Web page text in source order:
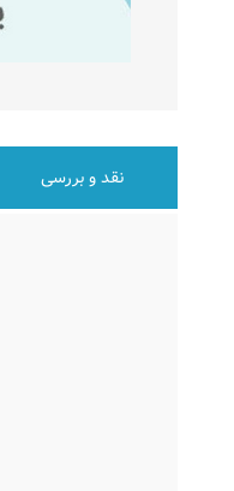
نقد و بررسی